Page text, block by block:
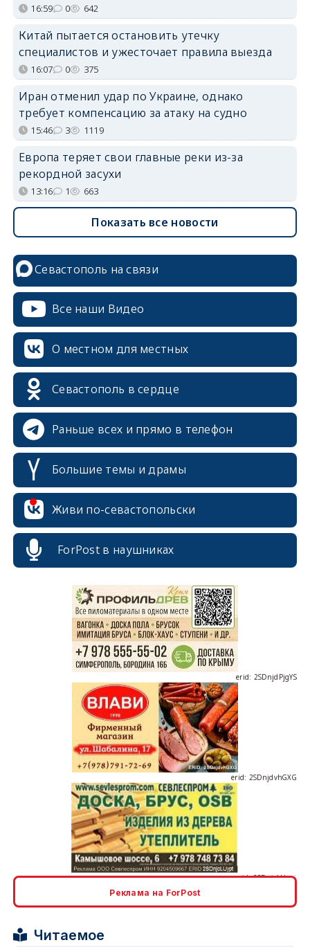
16:59 0 642
Китай пытается остановить утечку
специалистов и ужесточает правила выезда
16:07 0 375
Иран отменил удар по Украине, однако
требует компенсацию за атаку на судно
15:46 3 1119
Европа теряет свои главные реки из-за
рекордной засухи
13:16 1 663
Показать все новости
Севастополь на связи
Все наши Видео
О местном для местных
Севастополь в сердце
Раньше всех и прямо в телефон
Большие темы и драмы
Живи по-севастопольски
ForPost в наушниках
erid: 2SDnjcrDNw6
erid: 2SDnjdvhGXG
Реклама на ForPost
Читаемое